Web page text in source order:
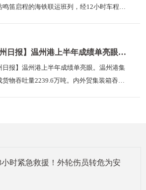
鸣笛启程的海铁联运班列，经12小时车程后
报】温州港上半年成绩单亮眼！吞吐量飙升背后藏着这些硬...
日报】温州港上半年成绩单亮眼。温州港集
货物吞吐量2239.6万吨。内外贸集装箱吞吐
小时紧急救援！外轮伤员转危为安